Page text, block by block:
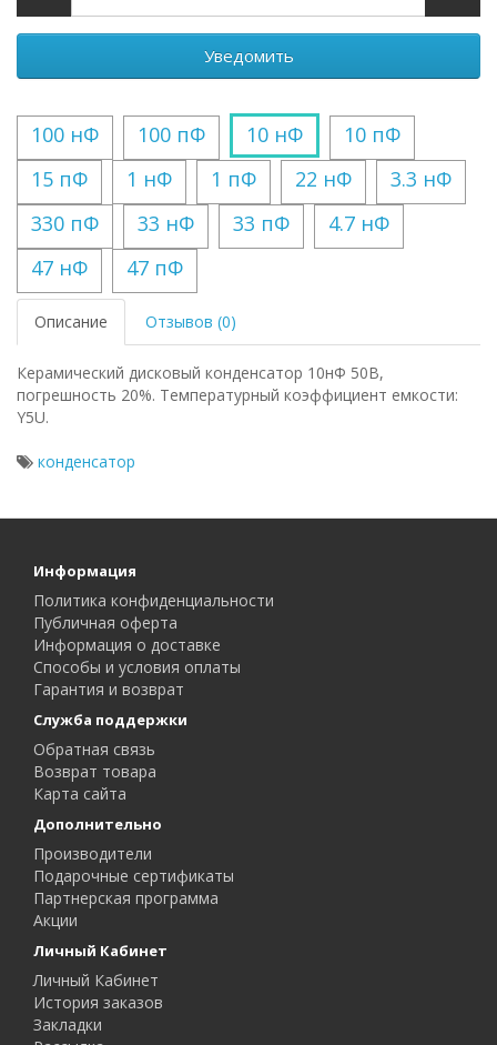
Уведомить
100 нФ 100 пФ 10 нФ
10 пФ
15 пФ
1 нФ 1 пФ 22 нФ
3.3 нФ
330 пФ
33 нФ 33 пФ
4.7 нФ
47 нФ
47 пФ
Описание Отзывов (0)
Керамический дисковый конденсатор 10нФ 50В,
погрешность 20%. Температурный коэффициент емкости:
Y5U.
конденсатор
Информация
Политика конфиденциальности
Публичная оферта
Информация о доставке
Способы и условия оплаты
Гарантия и возврат
Служба поддержки
Обратная связь
Возврат товара
Карта сайта
Дополнительно
Производители
Подарочные сертификаты
Партнерская программа
Акции
Личный Кабинет
Личный Кабинет
История заказов
Закладки